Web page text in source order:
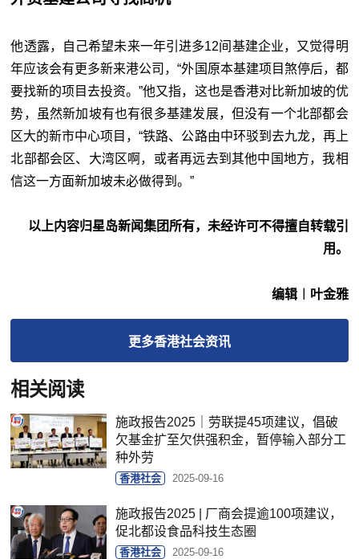
他透露，自己希望未来一年引进多12间基建企业，又觉得明
年应该会有更多新来港公司，“外国原本基建项目煞停后，都
要找新的项目去投资。”他又指，这也是香港对比新加坡的优
势，虽然新加坡有也有很多基建发展，但没有一个北部都会
区大的新市中心项目，“铁路、公路由中环驳到去九龙，再上
北部都会区、大湾区啊，或者再远去到其他中国地方，我相
信这一方面新加坡未必做得到。”
以上内容归星岛新闻集团所有，未经许可不得擅自转载引
用。
编辑︱叶金雅
更多香港社会资讯
相关阅读
施政报告2025｜劳联提45项建议，倡破
欠基金扩至欠供强积金，暂停输入部分工
种外劳
香港社会 2025-09-16
施政报告2025 | 厂商会提逾100项建议，
促北都设食品科技生态圈
香港社会 2025-09-16